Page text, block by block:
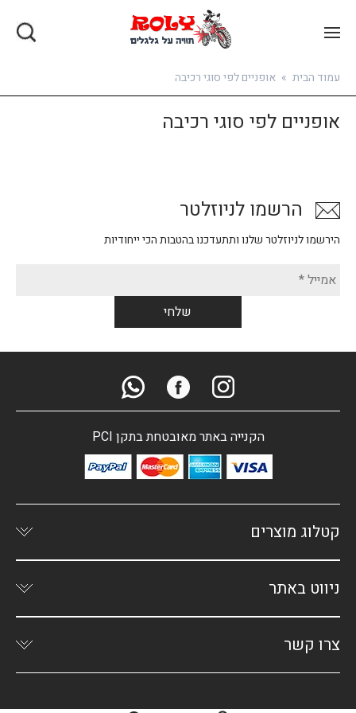
בואו להירשם
עמוד הבית » אופניים לפי סוגי רכיבה
אופניים לפי סוגי רכיבה
הרשמו לניוזלטר
הירשמו לניוזלטר שלנו ותתעדכנו בהטבות הכי ייחודיות
הקנייה באתר מאובטחת בתקן PCI
קטלוג מוצרים
ניווט באתר
צרו קשר